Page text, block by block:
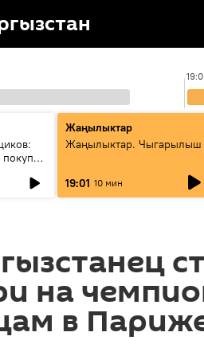
Жаңылыктар
Жаңылыктар. Чыгарылыш
19:01 10 мин
на
в